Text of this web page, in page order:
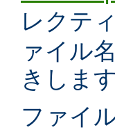
レクテ
ァイル
きします
ファイ